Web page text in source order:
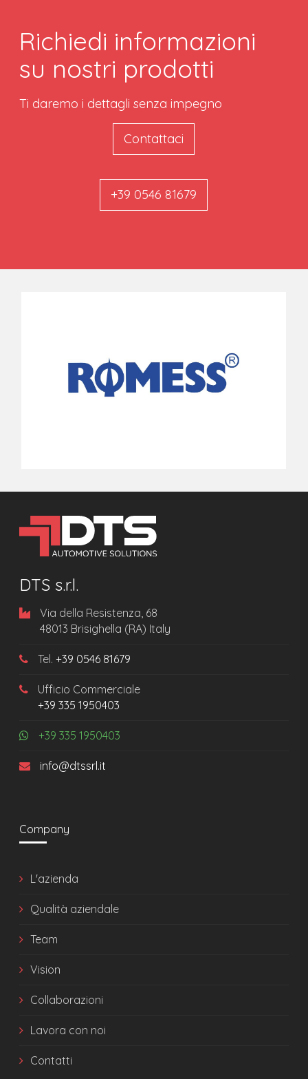
Richiedi informazioni
su nostri prodotti
Ti daremo i dettagli senza impegno
Contattaci
+39 0546 81679
DTS s.r.l.
Via della Resistenza, 68
48013 Brisighella (RA) Italy
Tel.+39 0546 81679
Ufficio Commerciale
+39 335 1950403
+39 335 1950403
info@dtssrl.it
Company
L'azienda
Qualità aziendale
Team
Vision
Collaborazioni
Lavora con noi
Contatti